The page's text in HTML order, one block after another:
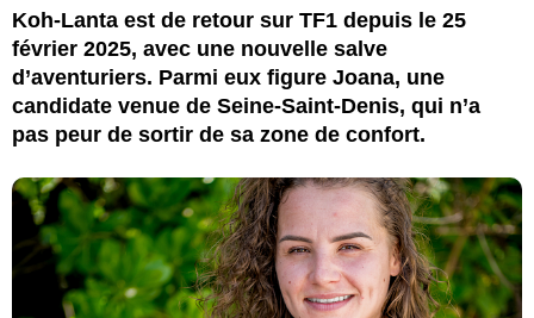
Koh-Lanta est de retour sur TF1 depuis le 25
février 2025, avec une nouvelle salve
d’aventuriers. Parmi eux figure Joana, une
candidate venue de Seine-Saint-Denis, qui n’a
pas peur de sortir de sa zone de confort.